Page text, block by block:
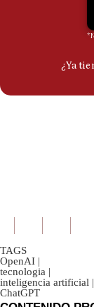
TAGS
OpenAI |
tecnologia |
inteligencia artificial |
ChatGPT